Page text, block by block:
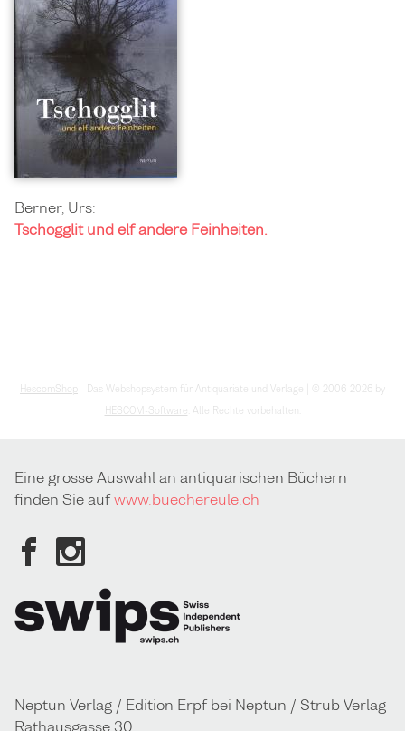
Berner, Urs:
Tschogglit und elf andere Feinheiten.
HescomShop
- Das Webshopsystem für Antiquariate und Verlage | © 2006-2026 by
HESCOM-Software
. Alle Rechte vorbehalten.
Eine grosse Auswahl an antiquarischen Büchern
finden Sie aufwww.buechereule.ch
Neptun Verlag / Edition Erpf bei Neptun / Strub Verlag
Rathausgasse 30